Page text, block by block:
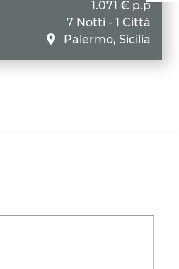
1.071 € p.p
7 Notti - 1 Città
Palermo, Sicilia